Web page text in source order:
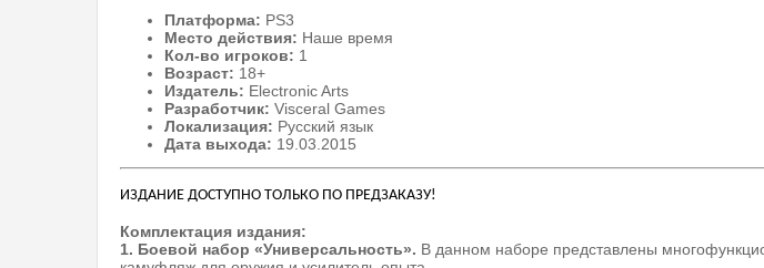
Платформа: PS3
Место действия: Наше время
Кол-во игроков: 1
Возраст: 18+
Издатель: Electronic Arts
Разработчик: Visceral Games
Локализация: Русский язык
Дата выхода: 19.03.2015
ИЗДАНИЕ ДОСТУПНО ТОЛЬКО ПО ПРЕДЗАКАЗУ!
Комплектация издания:
1. Боевой набор «Универсальность». В данном наборе представлены